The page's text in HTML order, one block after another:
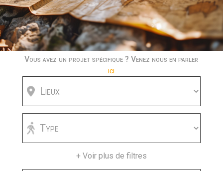
Vous avez un projet spécifique ? Venez nous en parler
ici
+ Voir plus de filtres